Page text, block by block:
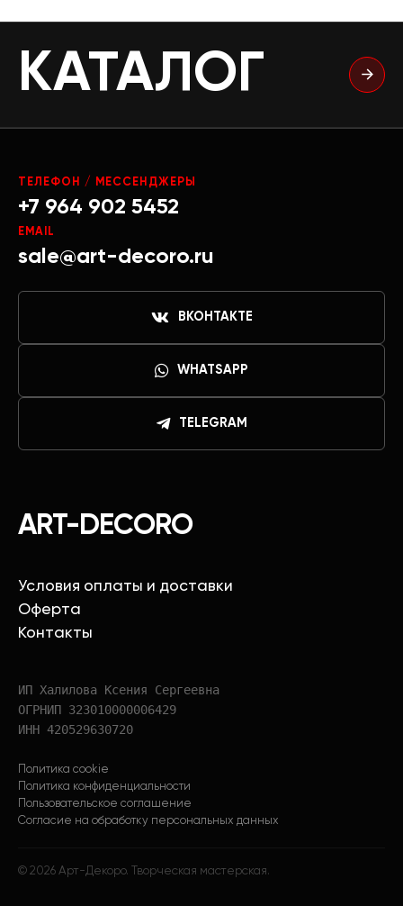
КАТАЛОГ
ART-DECORO
Условия оплаты и доставки
Оферта
Контакты
ИП Халилова Ксения Сергеевна
ОГРНИП 323010000006429
ИНН 420529630720
Политика cookie
Политика конфиденциальности
Пользовательское соглашение
Согласие на обработку персональных данных
© 2026 Арт-Декоро. Творческая мастерская.
ТЕЛЕФОН / МЕССЕНДЖЕРЫ
+7 964 902 5452
EMAIL
sale@art-decoro.ru
ВКОНТАКТЕ
WHATSAPP
TELEGRAM